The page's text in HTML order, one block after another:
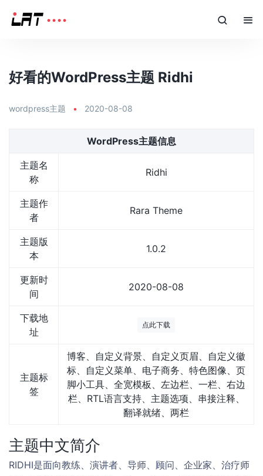
好看的WordPress主题 Ridhi
wordpress主题 • 2020-08-08
WordPress主题信息
主题名
称
Ridhi
主题作
者
Rara Theme
主题版
本
1.0.2
更新时
间
2020-08-08
下载地
址
点此下载
主题标
签
博客、自定义背景、自定义页眉、自定义徽
标、自定义菜单、电子商务、特色图像、页
脚小工具、全宽模板、左边栏、一栏、右边
栏、RTL语言支持、主题选项、串接注释、
翻译就绪、两栏
主题中文简介
RIDHI是面向教练、演讲者、导师、顾问、企业家、治疗师